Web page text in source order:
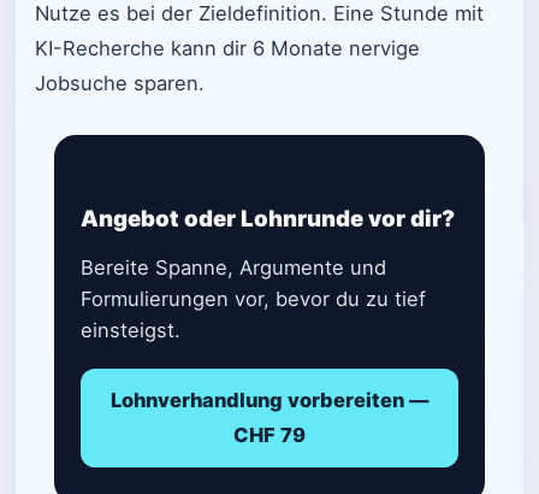
Nutze es bei der Zieldefinition. Eine Stunde mit
KI-Recherche kann dir 6 Monate nervige
Jobsuche sparen.
Angebot oder Lohnrunde vor dir?
Bereite Spanne, Argumente und
Formulierungen vor, bevor du zu tief
einsteigst.
Lohnverhandlung vorbereiten —
CHF 79